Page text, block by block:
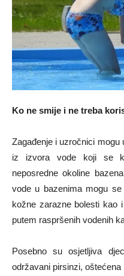
Ko ne smije i ne treba
Zagađenje i uzročnici mogu
iz izvora vode koji se
neposredne okoline
vode u bazenima mogu se
kožne zarazne bolesti kao
putem raspršenih vodenih
Posebno su osjetljiva
održavani pirsinzi,